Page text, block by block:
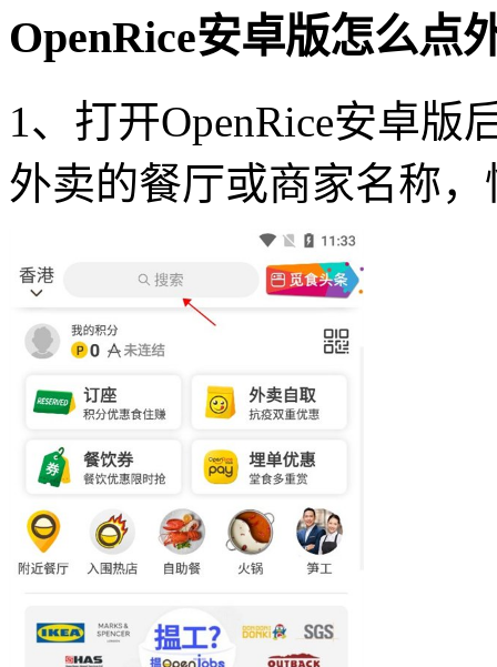
OpenRice安卓版怎么点
1、打开OpenRice安卓
外卖的餐厅或商家名称